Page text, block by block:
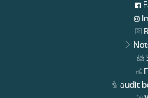
audit